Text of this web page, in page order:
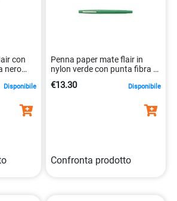
e creare opere straordinarie
duratura. Scegli la qualità, scegli
del tuo sito web] per tutti i tuoi
con
nero
Disponibile
Penna paper mate flair in
nylon verde con punta fibra di
€13.30 Disponibile
Confronta prodotto